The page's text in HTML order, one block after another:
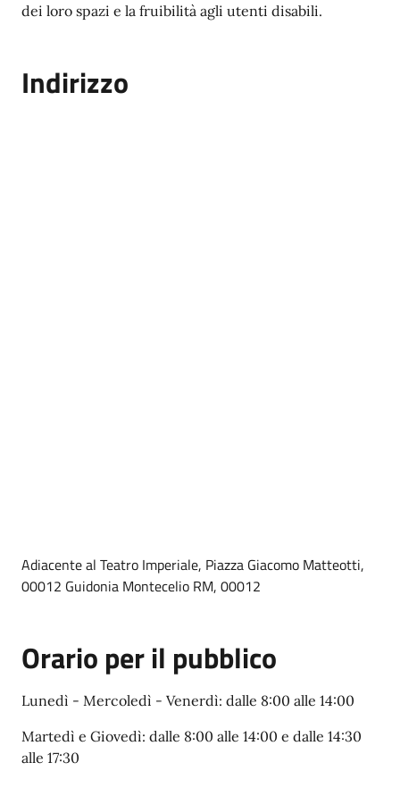
dei loro spazi e la fruibilità agli utenti disabili.
Indirizzo
Adiacente al Teatro Imperiale, Piazza Giacomo Matteotti,
00012 Guidonia Montecelio RM, 00012
Orario per il pubblico
Lunedì - Mercoledì - Venerdì: dalle 8:00 alle 14:00
Martedì e Giovedì: dalle 8:00 alle 14:00 e dalle 14:30
alle 17:30